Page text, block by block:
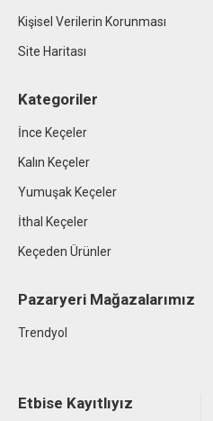
Kişisel Verilerin Korunması
Site Haritası
Kategoriler
İnce Keçeler
Kalın Keçeler
Yumuşak Keçeler
İthal Keçeler
Keçeden Ürünler
Pazaryeri Mağazalarımız
Trendyol
Etbise Kayıtlıyız